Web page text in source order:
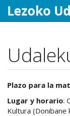
contenido
principal
Lezoko
Plazo para la
Lugar y horario:
Kultura (Donibane